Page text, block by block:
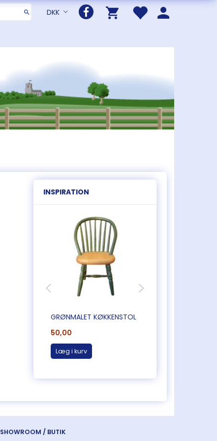
DKK
INSPIRATION
GRØNMALET KØKKENSTOL
50,00
Læg i kurv
SHOWROOM / BUTIK